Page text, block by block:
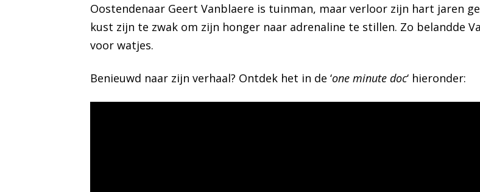
Oostendenaar Geert Vanblaere is tuinman, maar verloor zijn hart jaren
kust zijn te zwak om zijn honger naar adrenaline te stillen. Zo belandde
voor watjes.
Benieuwd naar zijn verhaal? Ontdek het in de ‘one minute doc‘ hieronder: